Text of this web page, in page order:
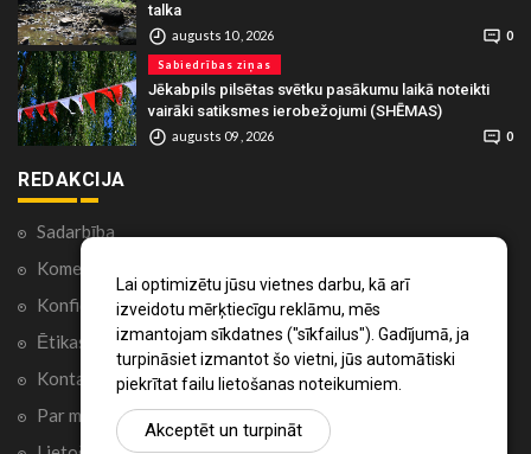
Lai optimizētu jūsu vietnes darbu, kā arī
izveidotu mērķtiecīgu reklāmu, mēs
izmantojam sīkdatnes ("sīkfailus"). Gadījumā, ja
turpināsiet izmantot šo vietni, jūs automātiski
piekrītat failu lietošanas noteikumiem.
Akceptēt un turpināt
talka
augusts 10 , 2026 0
Sabiedrības ziņas
Jēkabpils pilsētas svētku pasākumu laikā noteikti
vairāki satiksmes ierobežojumi (SHĒMAS)
augusts 09 , 2026 0
REDAKCIJA
Sadarbība
Komentāri portālā
Konfidencialitātes politika
Ētikas kodekss
Kontakti
Par mums